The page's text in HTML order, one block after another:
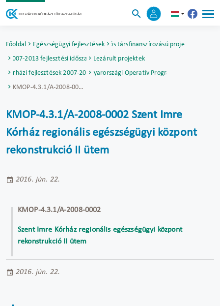
Főoldal Egészségügyi fejlesztésekUniós társfinanszírozású projektek
2007-2013 fejlesztési időszak Lezárult projektek
Kórházi fejlesztések 2007-2013Közép-Magyarországi Operatív Program (KMOP)
KMOP-4.3.1/A-2008-0002 Szent Imre Kórház regionális egészségügyi központ rekonstrukció II ütem
KMOP-4.3.1/A-2008-0002 Szent Imre
Kórház regionális egészségügyi központ
rekonstrukció II ütem
2016. jún. 22.
KMOP-4.3.1/A-2008-0002
Szent Imre Kórház regionális egészségügyi központ
rekonstrukció II ütem
2016. jún. 22.